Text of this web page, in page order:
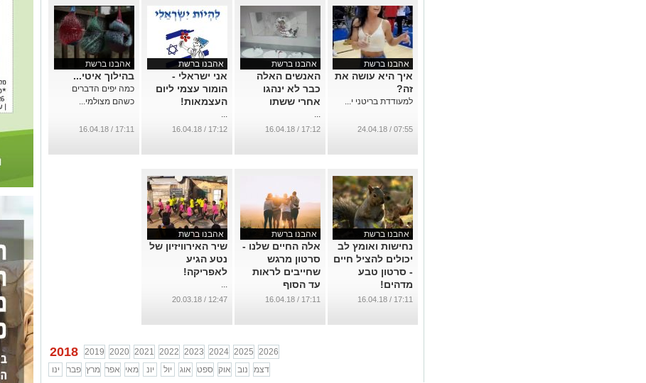
אהבנו ברשת
איך היא עושה את
זה?
למעודדת בריטני י...
07:55 / 24.04.18
אהבנו ברשת
האנשים האלה
כבר לא ינהגו
אחרי ששתו
...
17:12 / 16.04.18
אהבנו ברשת
אני ישראלי -
הומור עצמי ליום
העצמאות!
...
17:12 / 16.04.18
אהבנו ברשת
בהילוך איטי...
כמה יפים הדברים
כשהם מצולמי...
17:11 / 16.04.18
אהבנו ברשת
נחישות ואומץ לב
יכולים להציל חיים
- סרטון טבע
מדהים!
...
17:11 / 16.04.18
אהבנו ברשת
אלה החיים שלנו -
סרטון מרגש
שחייבים לראות
עד הסוף
...
17:11 / 16.04.18
אהבנו ברשת
שיר האירוויזיון של
נטע הגיע
לאפריקה!
...
12:47 / 20.03.18
2018 2019 2020 2021 2022 2023 2024 2025 2026
ינו
פבר מרץ אפר מאי יונ יול אוג ספט אוק נוב דצמ